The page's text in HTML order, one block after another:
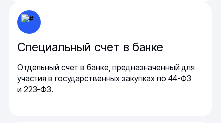
Специальный счет в банке
Отдельный счет в банке, предназначенный для
участия в государственных закупках по 44-ФЗ
и 223-ФЗ.